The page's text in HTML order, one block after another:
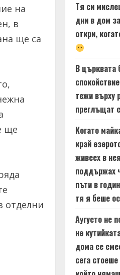
на
в
ще са
ще
отделни
Тя си
дни в дом
откри,
В църквата
тежи върху
преглъщат
Когато
край
живеех в
поддържах
пъти в
тя я беше
Аугусто не
не
дома се
сега